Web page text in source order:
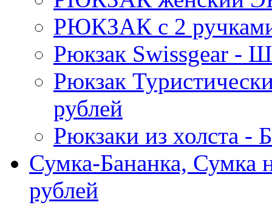
РЮКЗАК c 2 ручками
Рюкзак Swissgear
Рюкзак
рублей
Рюкзаки из холста
Сумка-Бананка, Сумка
рублей